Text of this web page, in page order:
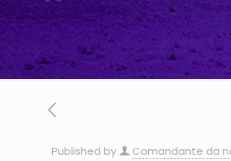
Published by Comandante da